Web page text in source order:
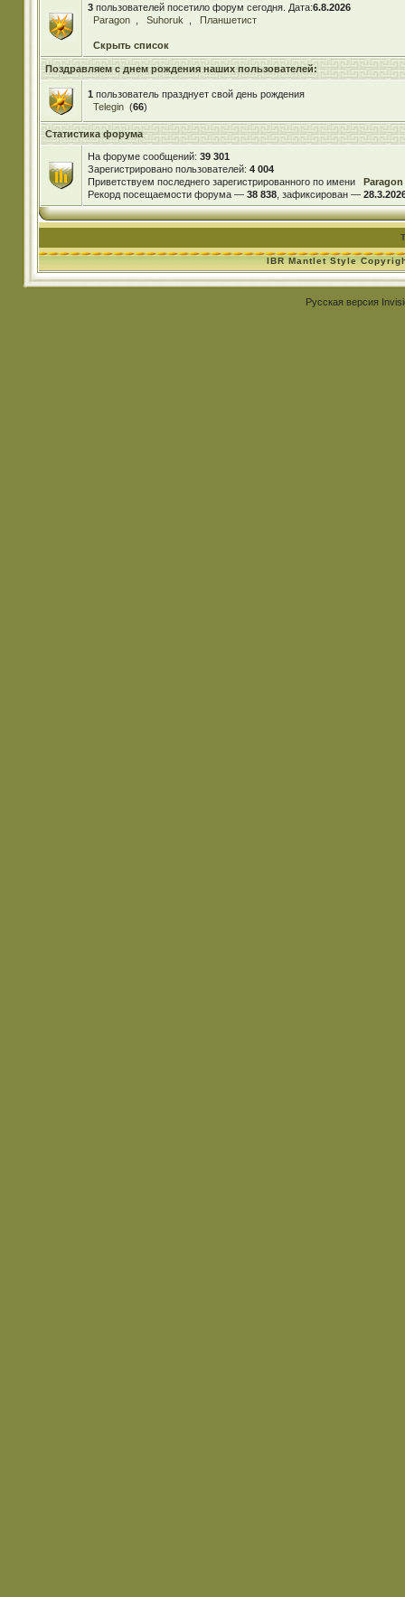
3пользователей посетило форум сегодня. Дата:6.8.2026
Paragon
Suhoruk Планшетист
Скрыть список
Поздравляем с днем рождения наших пользователей:
1 пользователь празднует свой день рождения
Telegin (66)
Статистика форума
На форуме сообщений: 39 301
Зарегистрировано пользователей: 4 004
Приветствуем последнего зарегистрированного по имени
Paragon
Рекорд посещаемости форума — 38 838, зафиксирован —
IBR Mantlet Style
Русская версия